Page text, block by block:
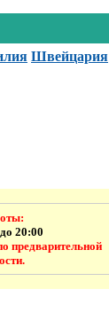
Швейцария
20:00
предварительной